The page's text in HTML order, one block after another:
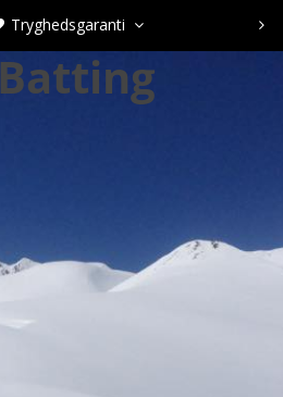
Tryghedsgaranti  